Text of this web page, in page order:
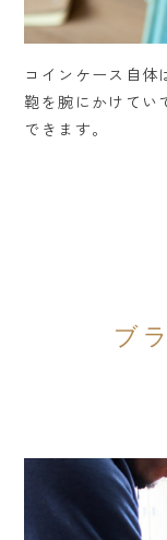
コインケース自体
鞄を腕にかけてい
できます。
ブ